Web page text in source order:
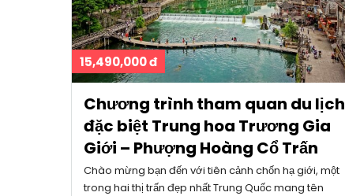
15,490,000 đ
Chương trình tham quan du lịch
đặc biệt Trung hoa Trương Gia
Giới – Phượng Hoàng Cổ Trấn
Chào mừng bạn đến với tiên cảnh chốn hạ giới, một
trong hai thị trấn đẹp nhất Trung Quốc mang tên